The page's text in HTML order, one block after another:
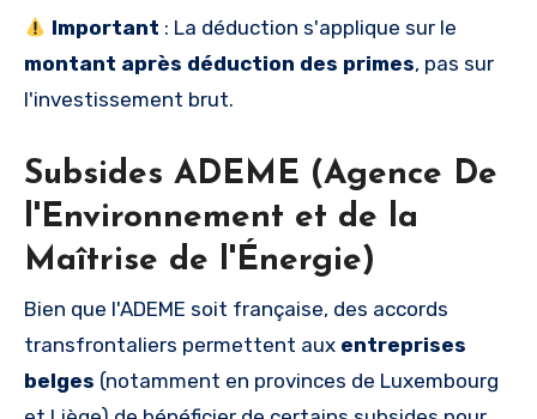
Important : La déduction s'applique sur le
montant après déduction des primes, pas sur
l'investissement brut.
Subsides ADEME (Agence De
l'Environnement et de la
Maîtrise de l'Énergie)
Bien que l'ADEME soit française, des accords
transfrontaliers permettent aux entreprises
belges (notamment en provinces de Luxembourg